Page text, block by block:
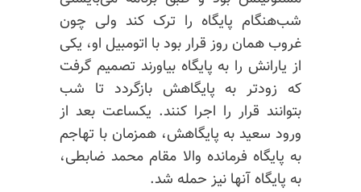
شب‌هنگام پایگاه را ترک کند ولی چون
غروب همان روز قرار بود با اتومبیل او، یکی
از یارانش را به پایگاه بیاورند تصمیم گرفت
که زودتر به پایگاهش بازگردد تا شب
بتوانند قرار را اجرا کنند. یکساعت بعد از
ورود سعید به پایگاهش، همزمان با تهاجم
به پایگاه فرمانده والا مقام محمد ضابطی،
به پایگاه آنها نیز حمله شد.